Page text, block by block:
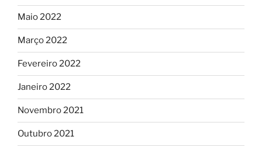
Maio 2022
Março 2022
Fevereiro 2022
Janeiro 2022
Novembro 2021
Outubro 2021